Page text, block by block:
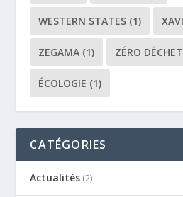
WESTERN STATES (1)
ZEGAMA (1) ZÉRO DÉCHET
ÉCOLOGIE (1)
CATÉGORIES
Actualités (2)